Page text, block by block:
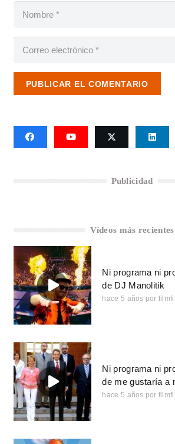
PUBLICAR EL COMENTARIO
Publicidad
Vídeos más recientes
Ni programa ni
de DJ Manolitik
hace 5 años por
Ni programa ni
de me gustaría a
hace 5 años por